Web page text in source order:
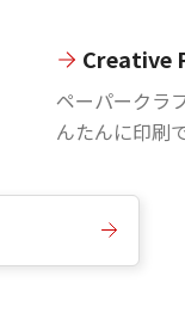
Creative
ペーパークラ
んたんに印刷